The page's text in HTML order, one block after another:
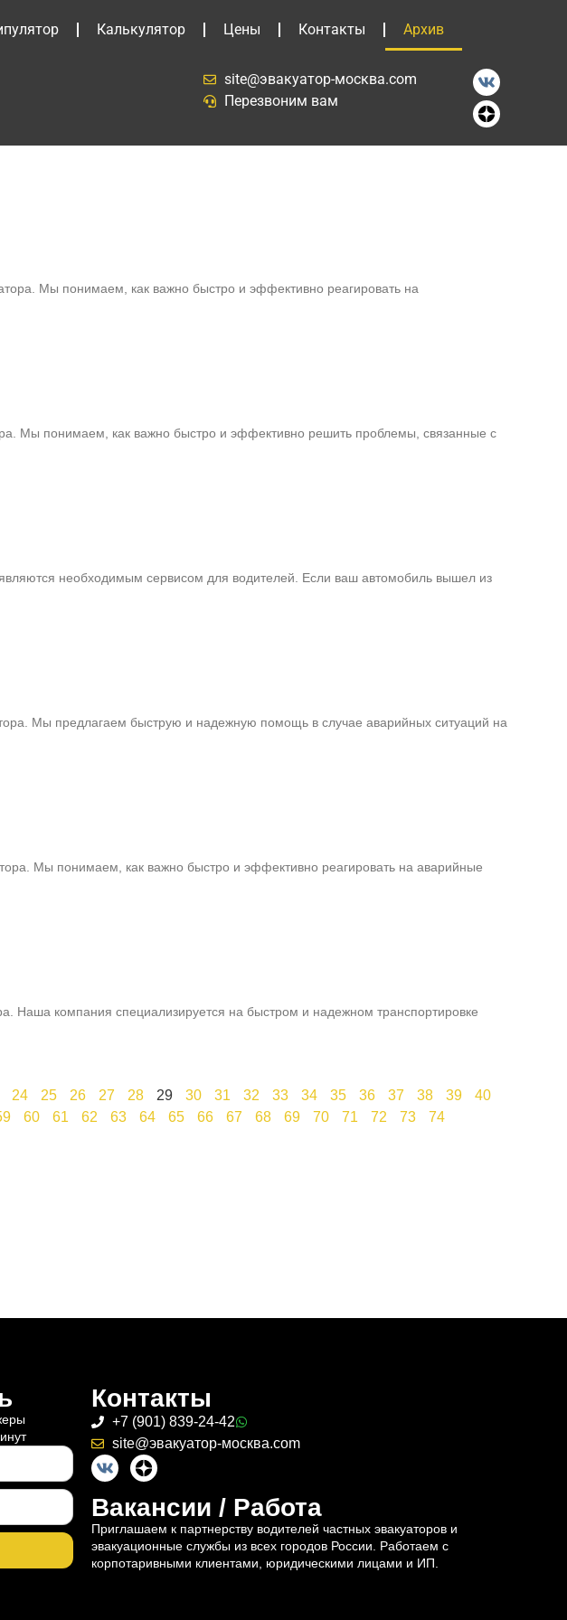
Калькулятор Цены Контакты Архив
site@эвакуатор-москва.com
Перезвоним вам
Мы понимаем, как важно быстро и эффективно реагировать на
Мы понимаем, как важно быстро и эффективно решить проблемы, связанные с
необходимым сервисом для водителей. Если ваш автомобиль вышел из
Мы предлагаем быструю и надежную помощь в случае аварийных ситуаций на
Мы понимаем, как важно быстро и эффективно реагировать на аварийные
Наша компания специализируется на быстром и надежном транспортировке
24 25 26 27 28 29 30 31 32 33 34 35 36 37 38 39
40
60 61 62 63 64 65 66 67 68 69 70 71 72 73 74
Контакты
+7 (901) 839-24-42
site@эвакуатор-москва.com
Вакансии / Работа
Приглашаем к партнерству водителей частных эвакуаторов и
эвакуационные службы из всех городов России. Работаем с
корпотаривными клиентами, юридическими лицами и ИП.